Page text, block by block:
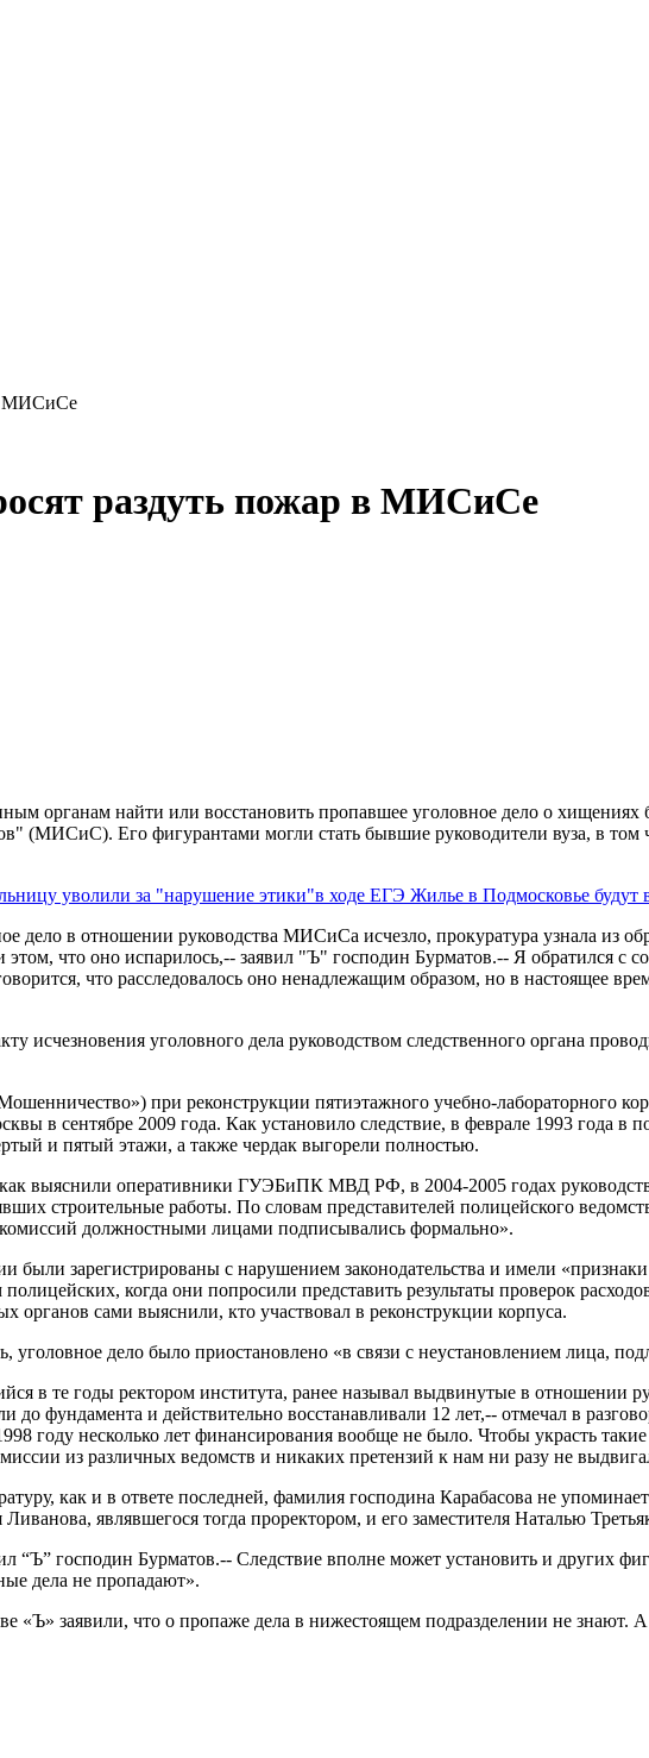
МИСиСе
раздуть пожар в МИСиСе
органам найти или восстановить пропавшее уголовное дело о хищениях
(МИСиС). Его фигурантами могли стать бывшие руководители вуза, в
уволили за "нарушение этики"в ходе ЕГЭ Жилье в Подмосковье будут
дело в отношении руководства МИСиСа исчезло, прокуратура узнала из
что оно испарилось,-- заявил "Ъ" господин Бурматов.-- Я обратился с
что расследовалось оно ненадлежащим образом, но в настоящее
исчезновения уголовного дела руководством следственного органа
при реконструкции пятиэтажного учебно-лабораторного
в сентябре 2009 года. Как установило следствие, в феврале 1993 года
и пятый этажи, а также чердак выгорели полностью.
выяснили оперативники ГУЭБиПК МВД РФ, в 2004-2005 годах
строительные работы. По словам представителей полицейского
должностными лицами подписывались формально».
были зарегистрированы с нарушением законодательства и имели
когда они попросили представить результаты проверок
органов сами выяснили, кто участвовал в реконструкции корпуса.
уголовное дело было приостановлено «в связи с неустановлением лица,
в те годы ректором института, ранее называл выдвинутые в отношении
фундамента и действительно восстанавливали 12 лет,-- отмечал в
году несколько лет финансирования вообще не было. Чтобы украсть
из различных ведомств и никаких претензий к нам ни разу не
как и в ответе последней, фамилия господина Карабасова не
являвшегося тогда проректором, и его заместителя Наталью
господин Бурматов.-- Следствие вполне может установить и других
дела не пропадают».
заявили, что о пропаже дела в нижестоящем подразделении не знают.